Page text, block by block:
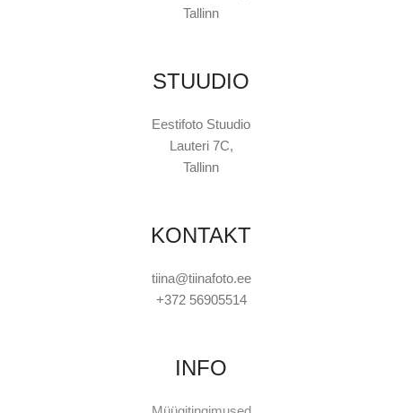
Tallinn
STUUDIO
Eestifoto Stuudio
Lauteri 7C,
Tallinn
KONTAKT
tiina@tiinafoto.ee
+372 56905514
INFO